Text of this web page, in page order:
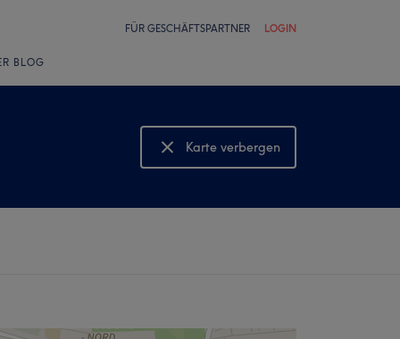
FÜR GESCHÄFTSPARTNER LOGIN
BLOG
Karte verbergen
Karte anzeigen